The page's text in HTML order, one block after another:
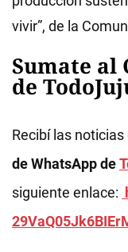
vivir”, de la
Sumate al
de
Recibí las
de WhatsApp de
siguiente enlace: